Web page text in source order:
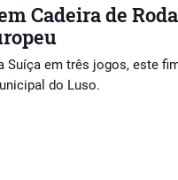
Cadeira de
Suíça em três jogos, este
do Luso.